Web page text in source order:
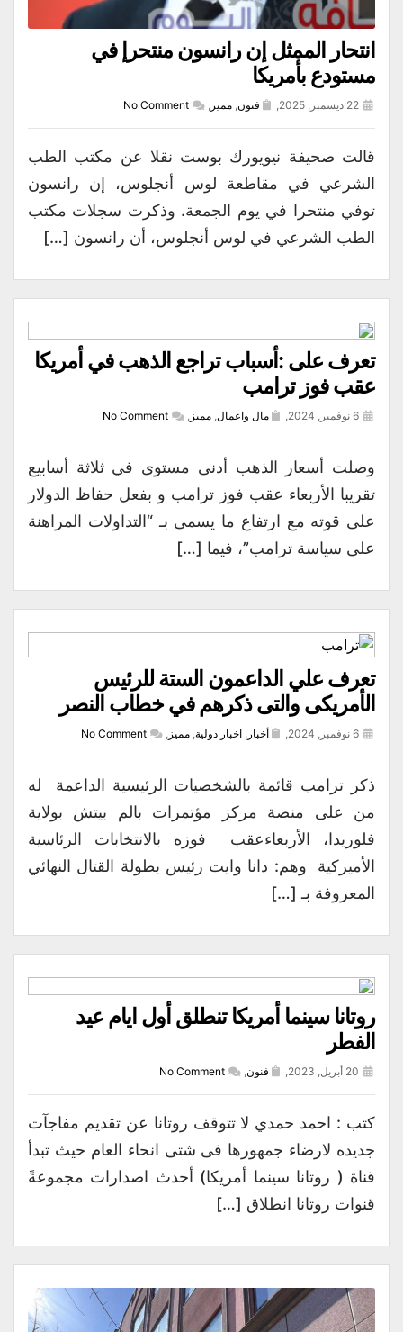
انتحار الممثل إن رانسون منتحرإ في
مستودع بأمريكا
فنون مميز No Comment
قالت صحيفة نيويورك بوست نقلا عن مكتب الطب
الشرعي في مقاطعة لوس أنجلوس، إن رانسون
توفي منتحرا في يوم الجمعة. وذكرت سجلات مكتب
الطب الشرعي في لوس أنجلوس، أن رانسون […]
تعرف على :أسباب تراجع الذهب في أمريكا
عقب فوز ترامب
مال واعمال مميز No Comment
وصلت أسعار الذهب أدنى مستوى في ثلاثة أسابيع
تقريبا الأربعاء عقب فوز ترامب و بفعل حفاظ الدولار
على قوته مع ارتفاع ما يسمى بـ “التداولات المراهنة
على سياسة ترامب”، فيما […]
تعرف علي الداعمون الستة للرئيس
الأمريكى والتى ذكرهم في خطاب النصر
أخبار اخبار دولية مميز No Comment
ذكر ترامب قائمة بالشخصيات الرئيسية الداعمة له
من على منصة مركز مؤتمرات بالم بيتش بولاية
فلوريدا، الأربعاءعقب فوزه بالانتخابات الرئاسية
الأميركية وهم: دانا وايت رئيس بطولة القتال النهائي
المعروفة بـ […]
روتانا سينما أمريكا تنطلق أول ايام عيد
الفطر
فنون No Comment
كتب : احمد حمدي لا تتوقف روتانا عن تقديم مفاجآت
جديده لارضاء جمهورها فى شتى انحاء العام حيث تبدأ
قناة ( روتانا سينما أمريكا) أحدث اصدارات مجموعةً
قنوات روتانا انطلاق […]